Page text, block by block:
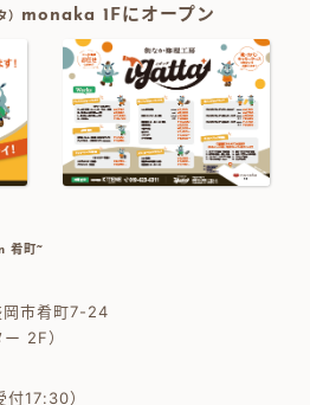
） monaka 1Fにオープン
肴町~
市肴町7-24
2F）
17:30）